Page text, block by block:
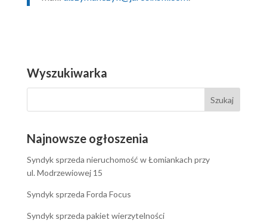
Wyszukiwarka
Najnowsze ogłoszenia
Syndyk sprzeda nieruchomość w Łomiankach przy
ul. Modrzewiowej 15
Syndyk sprzeda Forda Focus
Syndyk sprzeda pakiet wierzytelności